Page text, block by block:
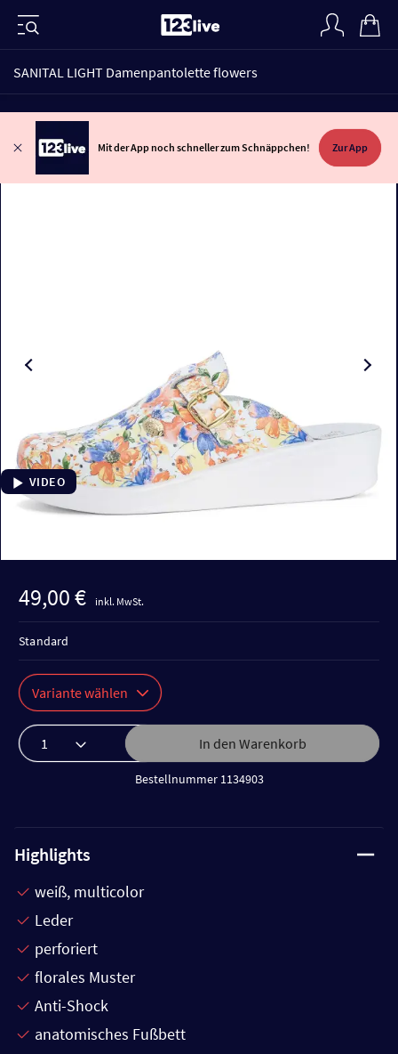
SANITAL LIGHT Damenpantolette flowers
Mit der App noch schneller zum Schnäppchen! Zur App
VIDEO
49,00 € inkl. MwSt.
Variante wählen
In den Warenkorb
Bestellnummer 1134903
Standard
Highlights
weiß, multicolor
Leder
perforiert
florales Muster
Anti-Shock
anatomisches Fußbett